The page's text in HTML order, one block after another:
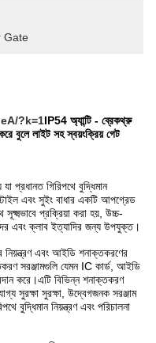
Gate
?k=1IP54 অ্যান্টি - ব্রেকথ্রু
বুলে লাইট সহ স্বয়ংক্রিয় গেট
প্রধানত গিরিপথে বুদ্ধিমান
এবং সুইং বাধার একটি আপগ্রেড
প্রক্রিয়া করা হয়, উচ্চ-
এবং ক্লাব ইত্যাদির জন্য উপযুক্ত।
নিয়ন্ত্রণ এবং আইডি শনাক্তকরণের
সরঞ্জামগুলি যেমন IC কার্ড, আইডি
করে।এটি বিভিন্ন শনাক্তকরণ
সুরক্ষা সুরক্ষা, উদ্বেগজনক সরঞ্জাম
বুদ্ধিমান নিয়ন্ত্রণ এবং পরিচালনা